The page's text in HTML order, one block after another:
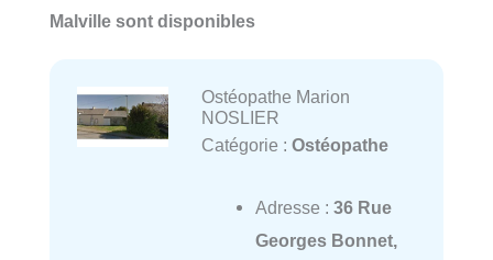
Malville sont disponibles
Ostéopathe Marion
NOSLIER
Catégorie : Ostéopathe
Adresse : 36 Rue
Georges Bonnet,